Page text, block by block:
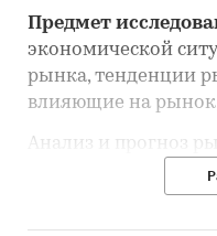
Предмет
экономической
рынка, тенденции
влияющие на
Анализ и прогноз
по рынку в целом,
сегментов или